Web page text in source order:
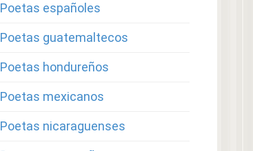
Poetas españoles
Poetas guatemaltecos
Poetas hondureños
Poetas mexicanos
Poetas nicaraguenses